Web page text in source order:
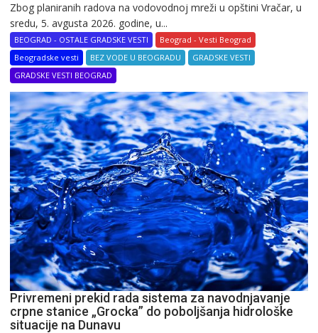
Zbog planiranih radova na vodovodnoj mreži u opštini Vračar, u
sredu, 5. avgusta 2026. godine, u...
BEOGRAD - OSTALE GRADSKE VESTI
Beograd - Vesti Beograd
Beogradske vesti
BEZ VODE U BEOGRADU
GRADSKE VESTI
GRADSKE VESTI BEOGRAD
Privremeni prekid rada sistema za navodnjavanje
crpne stanice „Grocka” do poboljšanja hidrološke
situacije na Dunavu